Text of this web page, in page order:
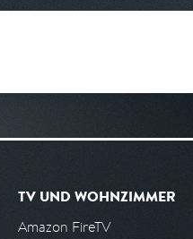
TV UND WOHNZIMMER
Amazon FireTV